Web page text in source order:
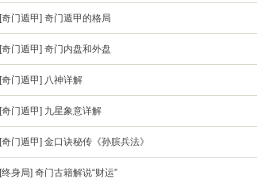
[奇门遁甲] 奇门遁甲的格局
[奇门遁甲] 奇门内盘和外盘
[奇门遁甲] 八神详解
[奇门遁甲] 九星象意详解
[奇门遁甲] 金口诀秘传《孙膑兵法》
[终身局] 奇门古籍解说“财运”